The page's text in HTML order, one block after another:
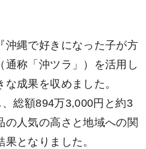
沖縄で好きになった子が方
通称「沖ツラ」）を活用し
成果を収めました。
総額894万3,000円と約3
の人気の高さと地域への関
となりました。